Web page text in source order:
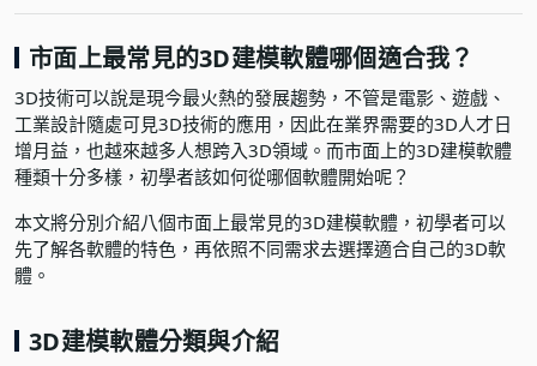
市面上最常見的3D建模軟體哪個適合我？
3D技術可以說是現今最火熱的發展趨勢，不管是電影、遊戲、
工業設計隨處可見3D技術的應用，因此在業界需要的3D人才日
增月益，也越來越多人想跨入3D領域。而市面上的3D建模軟體
種類十分多樣，初學者該如何從哪個軟體開始呢？
本文將分別介紹八個市面上最常見的3D建模軟體，初學者可以
先了解各軟體的特色，再依照不同需求去選擇適合自己的3D軟
體。
3D建模軟體分類與介紹